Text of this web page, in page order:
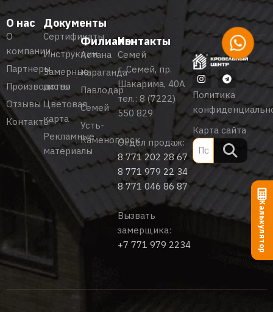
О нас
О
компании
Партнеры
Производство
Отзывы
Контакты
Документы
Сертификаты
Инструкции
Замерные
листы
Цветовая
карта
Рекламные
материалы
Филиалы
Астана
Караганда
Павлодар
Семей
Усть-
Каменогорск
Контакты
Семей
г. Семей, пр.
Шакарима, 40А
тел.: 8 (7222)
550 829
Отдел продаж:
8 771 202 28 67
8 771 979 22 34
8 771 046 86 87
Вызвать
замерщика:
+7 771 979 2234
Политика
Карта сайта
Калькулятор